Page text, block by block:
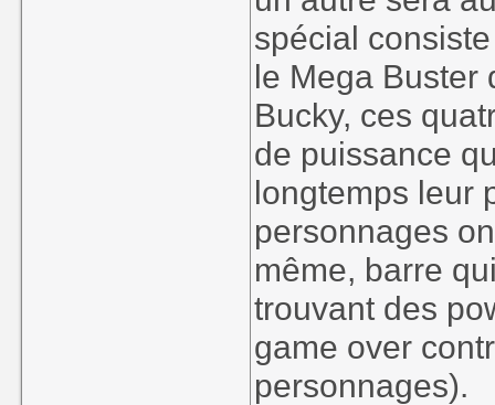
spécial
le Mega Buster
Bucky, ces
de puissance
longtemps leur
personnages
même, barre
trouvant des
game over
personnages).